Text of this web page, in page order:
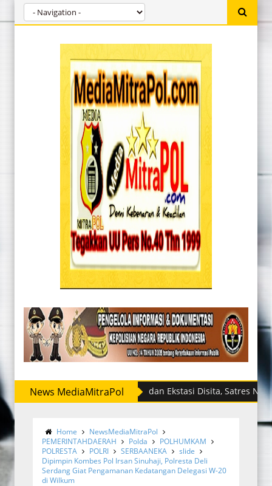
News MediaMitraPolSabu dan Ekstasi Disita, Satres Narkoba
Home
NewsMediaMitraPol
PEMERINTAHDAERAH
Polda
POLHUMKAM
POLRESTA
POLRI SERBAANEKA
slide
Dipimpin Kombes Pol Irsan Sinuhaji, Polresta Deli
Serdang Giat Pengamanan Kedatangan Delegasi W-20
di Wilkum